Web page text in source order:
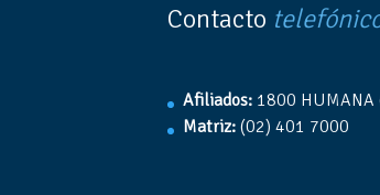
Contacto
Afiliados: 1800
Matriz: (02) 401 7000